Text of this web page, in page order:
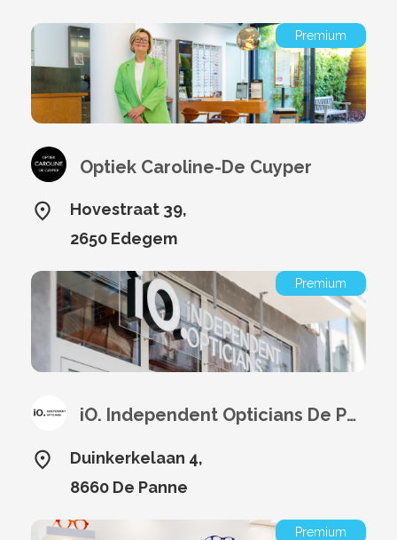
Premium
Optiek Caroline-De Cuyper
Hovestraat 39,
2650 Edegem
Premium
iO. Independent Opticians De Panne
Duinkerkelaan 4,
8660 De Panne
Premium